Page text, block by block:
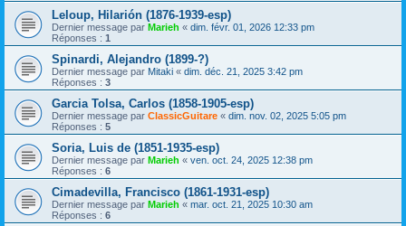
Leloup, Hilarión (1876-1939-esp)
Dernier message par Marieh « dim. févr. 01, 2026 12:33 pm
Réponses : 1
Spinardi, Alejandro (1899-?)
Dernier message par Mitaki « dim. déc. 21, 2025 3:42 pm
Réponses : 3
Garcia Tolsa, Carlos (1858-1905-esp)
Dernier message par ClassicGuitare « dim. nov. 02, 2025 5:05 pm
Réponses : 5
Soria, Luis de (1851-1935-esp)
Dernier message par Marieh « ven. oct. 24, 2025 12:38 pm
Réponses : 6
Cimadevilla, Francisco (1861-1931-esp)
Dernier message par Marieh « mar. oct. 21, 2025 10:30 am
Réponses : 6